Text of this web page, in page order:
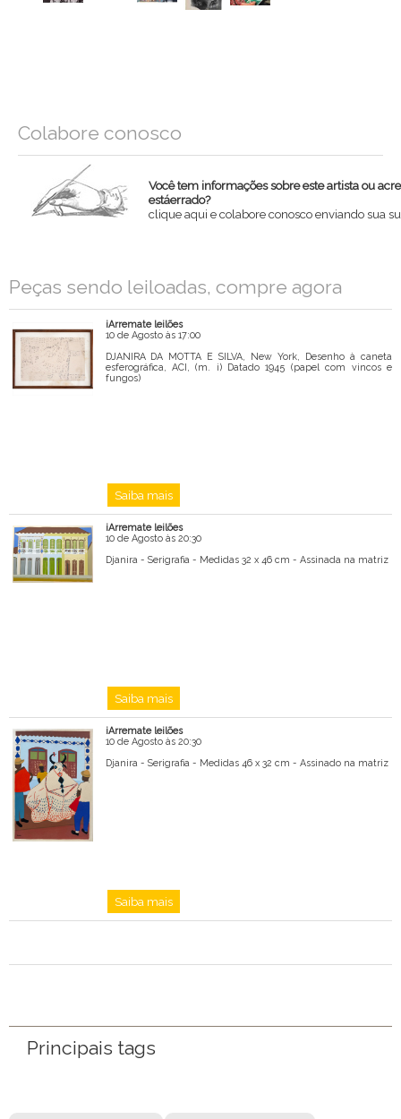
Colabore conosco
Você tem informações sobre este artista ou
estáerrado?
clique aqui e colabore conosco enviando sua
Mensagem
Peças sendo leiloadas, compre agora
iArremate leilões
10 de Agosto às 17:00
DJANIRA DA MOTTA E SILVA, New York, Desenho à caneta
esferográfica, ACI, (m. i) Datado 1945 (papel com vincos e
fungos)
Saiba mais
iArremate leilões
10 de Agosto às 20:30
Djanira - Serigrafia - Medidas 32 x 46 cm - Assinada na matriz
Saiba mais
iArremate leilões
10 de Agosto às 20:30
Djanira - Serigrafia - Medidas 46 x 32 cm - Assinado na matriz
Saiba mais
Principais tags